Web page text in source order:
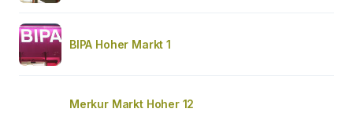
BIPA Hoher Markt 1
Merkur Markt Hoher 12